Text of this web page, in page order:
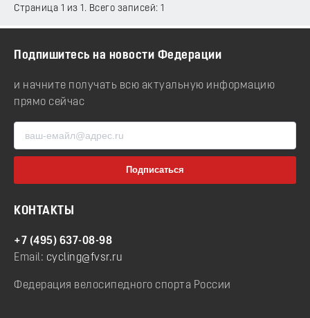
Страница 1 из 1. Всего записей: 1
Подпишитесь на новости Федерации
и начните получать всю актуальную информацию
прямо сейчас
КОНТАКТЫ
+7 (495) 637-08-98
Email: cycling@fvsr.ru
Федерация велосипедного спорта России